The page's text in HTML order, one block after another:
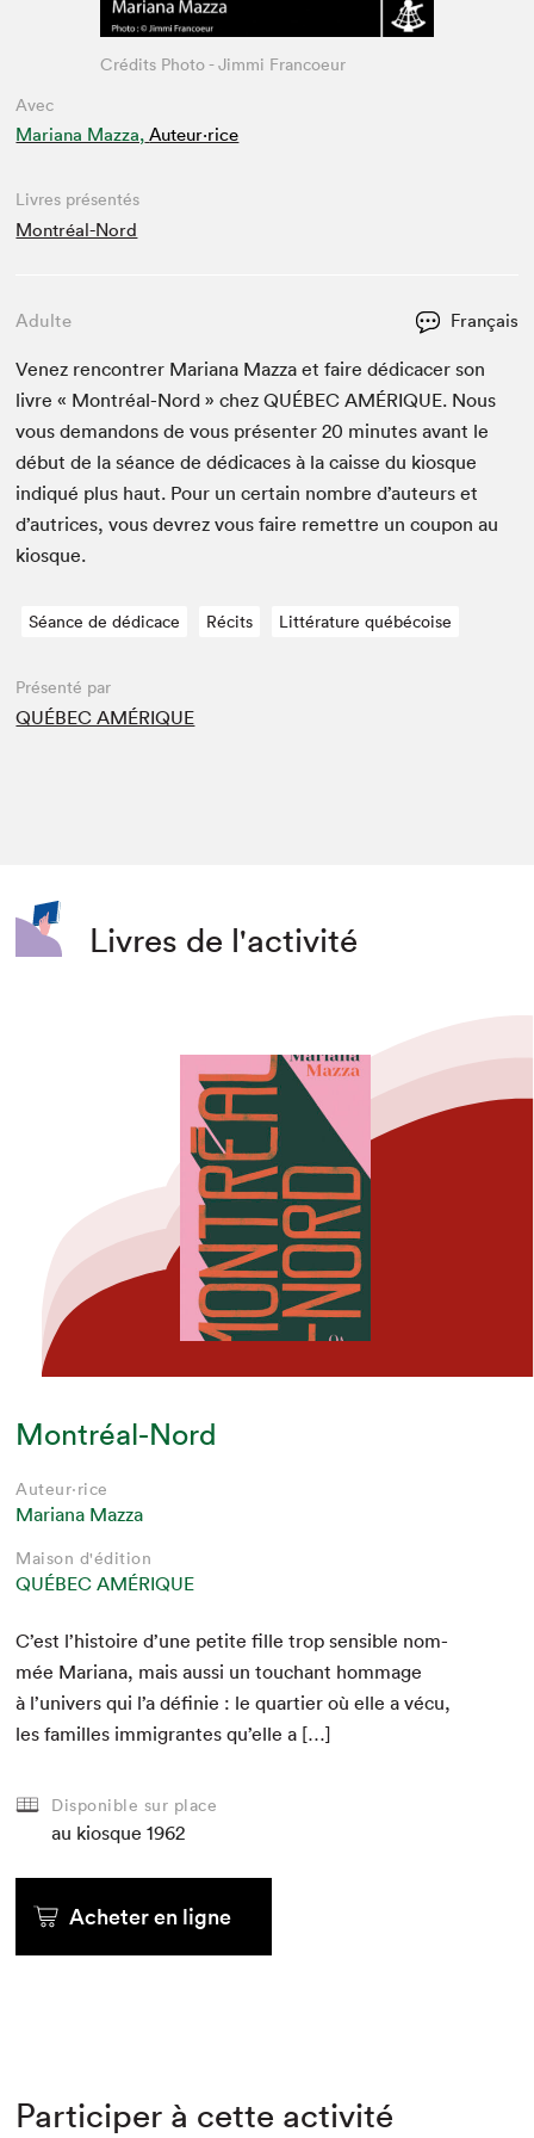
Avec
Mariana Mazza, Auteur·rice
Crédits Photo - Jimmi Francoeur
Livres présentés
Montréal-Nord
Adulte Français
Venez ren­con­tr­er Mar­i­ana Maz­za et faire dédi­cac­er son
livre « Mon­tréal-Nord » chezQUÉBEC AMÉRIQUE. Nous
vous deman­dons de vous présen­ter20 min­utes avant le
début de la séance de dédi­caces à la caisse du kiosque
indiqué plus haut. Pour un cer­tain nom­bre d’auteurs et
d’autrices, vous devrez vous faire remet­tre un coupon au
kiosque.
Séance de dédicace Récits Littérature québécoise
Présenté par
QUÉBEC AMÉRIQUE
Livres de l'activité
Montréal-Nord
Auteur·rice
Mariana Mazza
Maison d'édition
QUÉBEC AMÉRIQUE
C’est l’histoire d’une petite fille trop sen­si­ble nom­
mée Mar­i­ana, mais aus­si un touchant hom­mage
à l’univers qui l’a définie : le quarti­er où elle a vécu,
les familles immi­grantes qu’elle a […]
Disponible sur place
au kiosque 1962
Acheter en ligne
Participer à cette activité